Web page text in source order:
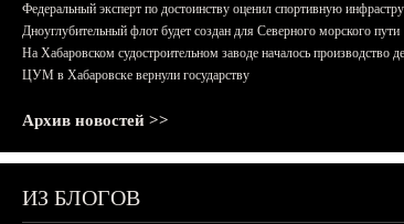
Федеральный эксперт по достоинству оценил спортивную
Дноуглубительный флот будет создан для Северного морского пути
На Хабаровском судостроительном заводе началось производство
ЦУМ в Хабаровске вернули государству
Архив новостей >>
ИЗ БЛОГОВ